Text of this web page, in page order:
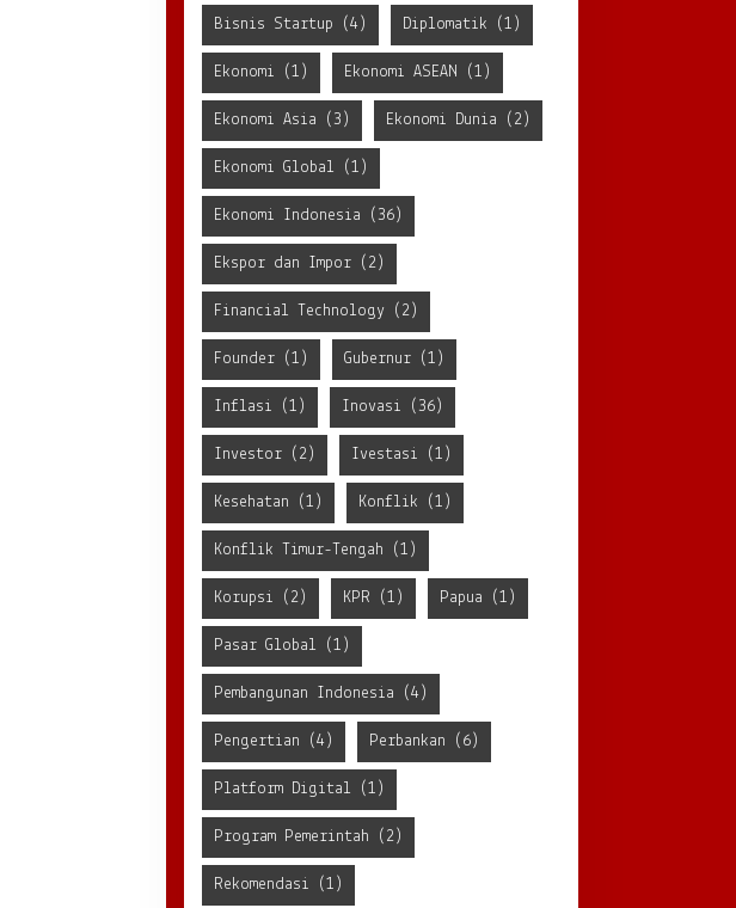
Bisnis Startup (4) Diplomatik (1)
Ekonomi (1) Ekonomi ASEAN (1)
Ekonomi Asia (3) Ekonomi Dunia (2)
Ekonomi Global (1)
Ekonomi Indonesia (36)
Ekspor dan Impor(2)
Financial Technology(2)
Founder(1) Gubernur(1)
Inflasi (1) Inovasi (36)
Investor(2) Ivestasi (1)
Kesehatan (1) Konflik (1)
Konflik Timur-Tengah (1)
Korupsi (2) KPR (1) Papua (1)
Pasar Global (1)
Pembangunan Indonesia (4)
Pengertian (4) Perbankan (6)
Platform Digital (1)
Program Pemerintah (2)
Rekomendasi (1)